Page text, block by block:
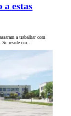
a estas
a trabalhar com
Se reside em…